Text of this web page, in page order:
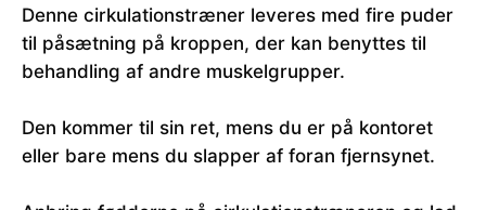
Denne cirkulationstræner leveres med fire puder
til påsætning på kroppen, der kan benyttes til
behandling af andre muskelgrupper.
Den kommer til sin ret, mens du er på kontoret
eller bare mens du slapper af foran fjernsynet.